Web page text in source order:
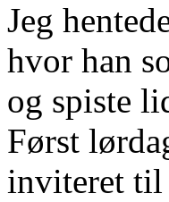
Jeg
hvor han
og spiste
Først
inviteret til